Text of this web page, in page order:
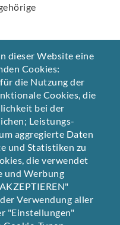
dieser Website eine
Cookies:
die Nutzung der
Cookies, die
bei der
Leistungs-
aggregierte Daten
und Statistiken zu
die verwendet
und Werbung
Verwendung aller
"Einstellungen"
Zahnarztpraxis Dr.
eines
Verantwortung.
Homepage für Dr.
entstanden.